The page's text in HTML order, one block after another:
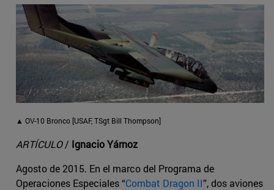
▲ OV-10 Bronco [USAF, TSgt Bill Thompson]
ARTÍCULO/ Ignacio Yárnoz
Agosto de 2015. En el marco del Programa de
Operaciones Especiales “Combat Dragon II”, dos aviones